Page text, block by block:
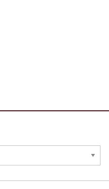
ドイツ W.O.A. 公演 FHD 完
ド州 2公演 SBD 完全収録！
100Aniv. 米M.S.G公演 完全